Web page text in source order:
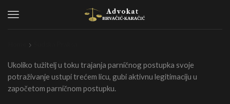
Menu
Ukoliko tužitelj u toku trajanja parničnog postupka svoje
potraživanje ustupi trećem licu, gubi aktivnu legitimaciju u
započetom parničnom postupku.